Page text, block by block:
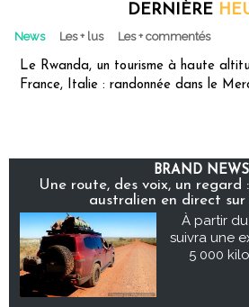
DERNIÈRE
News Les + lus Les + commentés
Le Rwanda, un tourisme à haute
France, Italie : randonnée dans le
BRAND NEWS
Une route, des voix, un regard
australien en direct sur
À partir
suivra une
5 000